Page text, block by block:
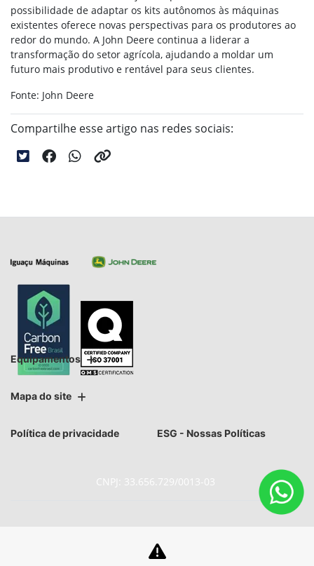
possibilidade de adaptar os kits autônomos às máquinas
existentes oferece novas perspectivas para os produtores ao
redor do mundo. A John Deere continua a liderar a
transformação do setor agrícola, ajudando a moldar um
futuro mais produtivo e rentável para seus clientes.
Fonte: John Deere
Compartilhe esse artigo nas redes sociais:
Equipamentos
Mapa do site
Política de privacidade ESG - Nossas Políticas
CNPJ: 33.656.729/0013-03